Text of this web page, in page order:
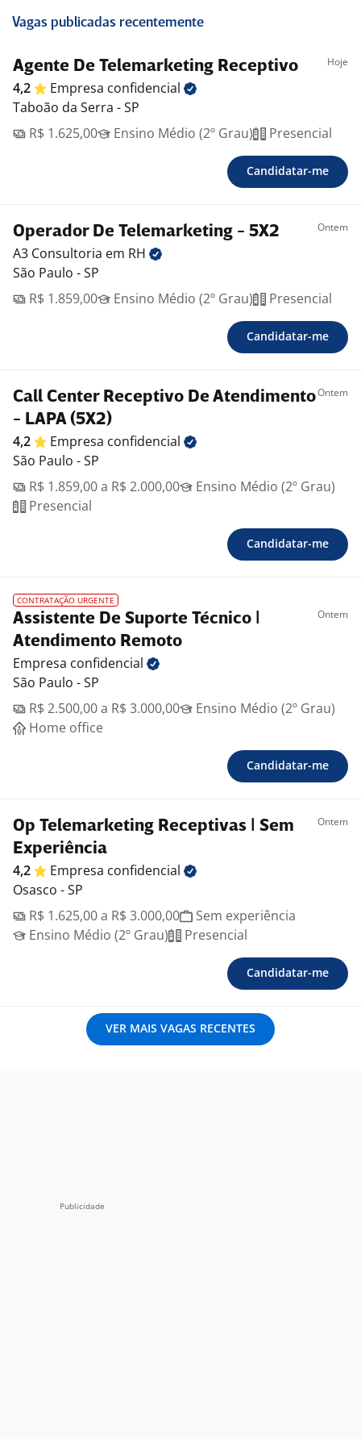
Vagas publicadas recentemente
Agente De Telemarketing Receptivo Hoje
4,2 Empresa confidencial
Taboão da Serra - SP
R$ 1.625,00
Ensino Médio (2º Grau) Presencial
Candidatar-me
Operador De Telemarketing - 5X2 Ontem
A3 Consultoria em RH
São Paulo - SP
R$ 1.859,00
Ensino Médio (2º Grau) Presencial
Candidatar-me
Call Center Receptivo De Atendimento
- LAPA (5X2)
Ontem
4,2 Empresa confidencial
São Paulo - SP
R$ 1.859,00 a R$ 2.000,00
Ensino Médio (2º Grau)
Presencial
Candidatar-me
CONTRATAÇÃO URGENTE
Assistente De Suporte Técnico |
Atendimento Remoto
Ontem
Empresa confidencial
São Paulo - SP
R$ 2.500,00 a R$ 3.000,00
Ensino Médio (2º Grau)
Home office
Candidatar-me
Op Telemarketing Receptivas | Sem
Experiência
Ontem
4,2 Empresa confidencial
Osasco - SP
R$ 1.625,00 a R$ 3.000,00
Sem experiência
Ensino Médio (2º Grau)
Presencial
Candidatar-me
VER MAIS VAGAS RECENTES